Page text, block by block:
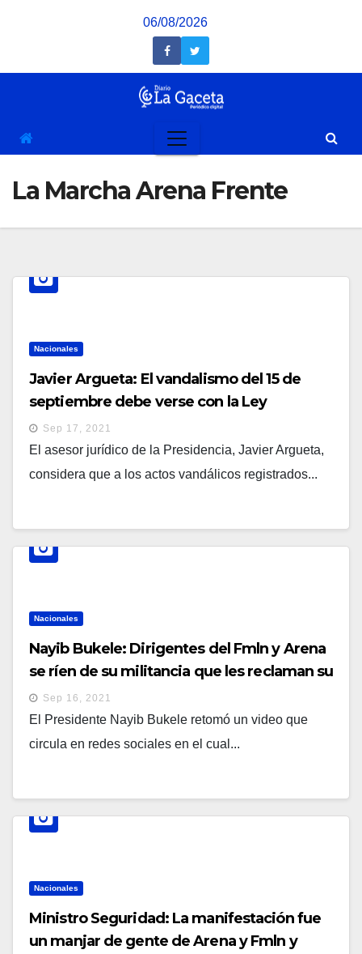
06/08/2026
La Marcha Arena Frente
Nacionales
Javier Argueta: El vandalismo del 15 de
septiembre debe verse con la Ley
Antiterrorismo que castiga a los financistas
Sep 17, 2021
El asesor jurídico de la Presidencia, Javier Argueta,
considera que a los actos vandálicos registrados...
Nacionales
Nayib Bukele: Dirigentes del Fmln y Arena
se ríen de su militancia que les reclaman su
unión
Sep 16, 2021
El Presidente Nayib Bukele retomó un video que
circula en redes sociales en el cual...
Nacionales
Ministro Seguridad: La manifestación fue
un manjar de gente de Arena y Fmln y